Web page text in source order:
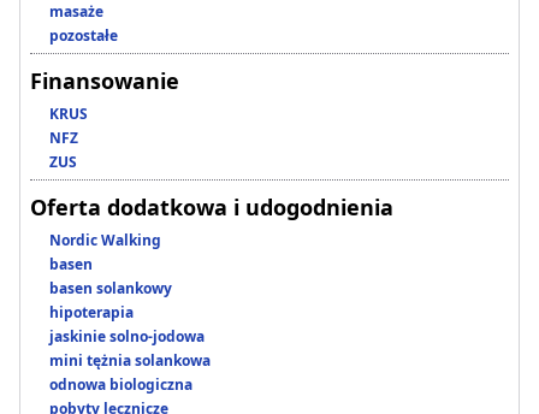
masaże
pozostałe
Finansowanie
KRUS
NFZ
ZUS
Oferta dodatkowa i udogodnienia
Nordic Walking
basen
basen solankowy
hipoterapia
jaskinie solno-jodowa
mini tężnia solankowa
odnowa biologiczna
pobyty lecznicze